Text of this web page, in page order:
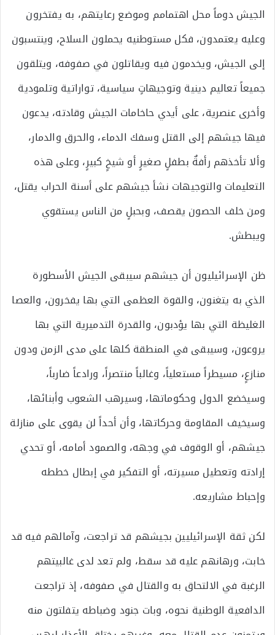
الجيش دوماً محل اهتمامم وموضع رعايتهم، به يفتخرون
وعليه يعتمدون، فكل مستوطنيه يحملون السلاح، وينتسبون
إلى الجيش، ويخدمون فيه ويقاتلون في صفوفه، ويتلقون
جميعاً تعاليم دينية وتوجيهاتٍ سياسية، تواراتية وتلمودية
وأخرى عنصرية، على أيدي حاخامات الجيش وقادته، يدعون
فيها جيشهم إلى القتل وسفك الدماء، والحرق والدمار،
وألا تأخذهم رأفةٌ بطفلٍ صغيرٍ أو شيخٍ كبيرٍ، وعلى هذه
التعليمات والتوجيهات نشأ جيشهم على أسنة الحراب يقتل،
ومن خلف الحصون يقصف، وبحبلٍ من الناس يستقوي
ويبطش.
ظن الإسرائيليون أن جيشهم سيبقى الجيش الأسطورة
الذي به يتغنون، والقوة العظمى التي بها يفخرون، والعصا
الغليظة التي بها يؤدبون، والقدرة التدميرية التي بها
يروعون، وسيبقى في المنطقة كلها على مدى الزمن ودون
منازعٍ، مسيطراً مستعلياً، وغالباً منتصراً، ورادعاً ضارباً،
وسيخضع الدول وحكوماتها، وسيرهب الشعوب وأبنائها،
وسيخيف المقاومة وحركاتها، وأن أحداً لن يقوى على منازلة
جيشهم، أو الوقوف في وجهه، والصمود أمامه، أو تحدي
إرادته وتعطيل مسيرته، أو التفكير في إبطال خططه
وإحباط مشاريعه.
لكن ثقة الإسرائيليين بجيشهم قد تراجعت، وآمالهم فيه قد
خابت، ورهانهم عليه قد سقط، ولم تعد لدى غالبيتهم
الرغبة في الالتحاق به والقتال في صفوفه، إذ تراجعت
الدافعية الوطنية نحوه، وبات جنود وضباطه يتفلتون منه